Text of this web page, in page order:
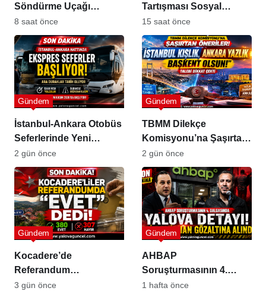
Söndürme Uçağı
Gölette Kalkış
Yapamadı!
8 saat önce
Tartışması Sosyal
Medyada Büyük Yankı
Uyandırdı
15 saat önce
İstanbul-Ankara Otobüs
Seferlerinde Yeni
Dönem
Gündem
2 gün önce
TBMM Dilekçe
Komisyonu’na Şaşırtan
Öneriler
Gündem
2 gün önce
Kocadere’de
Referandum
Sonuçlandı: Sandıktan
Gündem
3 gün önce
AHBAP
Soruşturmasının 4.
Dalgasında Yalova
Gündem
1 hafta önce